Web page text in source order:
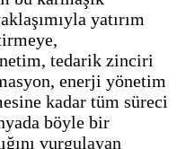
yatırım
tedarik zinciri
enerji yönetim
kadar tüm süreci
böyle bir
vurgulayan